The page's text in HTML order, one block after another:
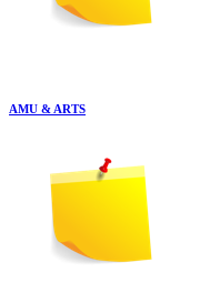
AMU & ARTS